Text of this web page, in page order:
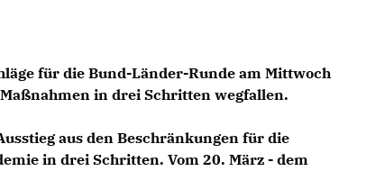
für die Bund-Länder-Runde am Mittwoch
in drei Schritten wegfallen.
aus den Beschränkungen für die
in drei Schritten. Vom 20. März - dem